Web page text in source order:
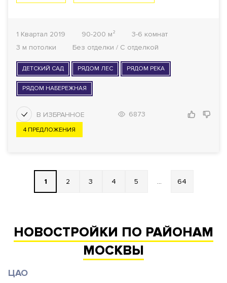
1 Квартал 2019 90-200 м²
3-6 комнат
3 м потолки
Без отделки / С отделкой
ДЕТСКИЙ САД РЯДОМ ЛЕС РЯДОМ РЕКА
РЯДОМ НАБЕРЕЖНАЯ
6873
4 ПРЕДЛОЖЕНИЯ
1 2 3 4 5 ... 64
НОВОСТРОЙКИ ПО РАЙОНАМ
МОСКВЫ
ЦАО